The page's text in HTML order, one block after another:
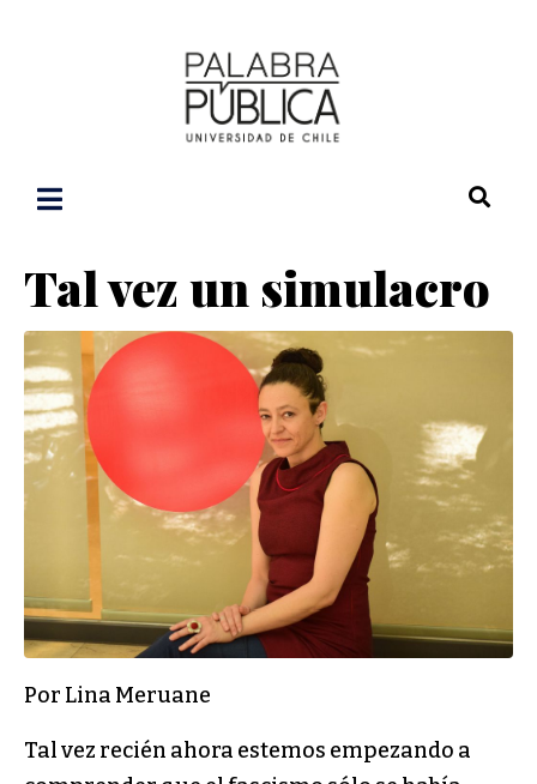
Tal vez un simulacro
Por Lina Meruane
Tal vez recién ahora estemos empezando a